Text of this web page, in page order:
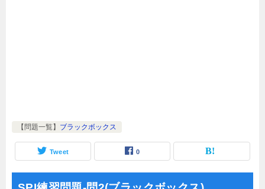
【問題一覧】 ブラックボックス
Tweet 0